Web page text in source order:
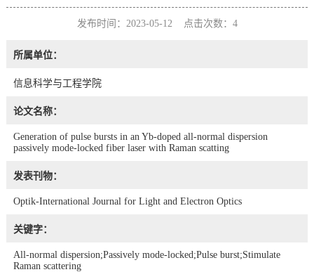
发布时间：2023-05-12 点击次数： 4
所属单位：
信息科学与工程学院
论文名称：
Generation of pulse bursts in an Yb-doped all-normal dispersion
passively mode-locked fiber laser with Raman scatting
发表刊物：
Optik-International Journal for Light and Electron Optics
关键字：
All-normal dispersion;Passively mode-locked;Pulse burst;Stimulate
Raman scattering